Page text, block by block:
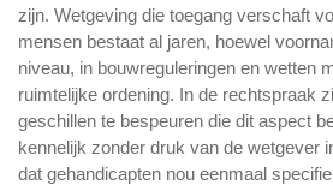
zijn. Wetgeving die toegang verschaft
mensen bestaat al jaren, hoewel
niveau, in bouwreguleringen en wetten
ruimtelijke ordening. In de rechtspraak
geschillen te bespeuren die dit aspect
kennelijk zonder druk van de wetgever
dat gehandicapten nou eenmaal